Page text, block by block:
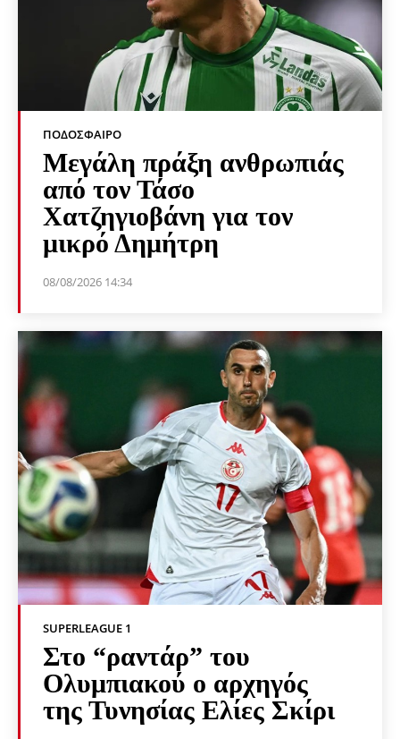
ΠΟΔΌΣΦΑΙΡΟ
Μεγάλη πράξη ανθρωπιάς
από τον Τάσο
Χατζηγιοβάνη για τον
μικρό Δημήτρη
08/08/2026 14:34
SUPERLEAGUE 1
Στο “ραντάρ” του
Ολυμπιακού ο αρχηγός
της Τυνησίας Ελίες Σκίρι